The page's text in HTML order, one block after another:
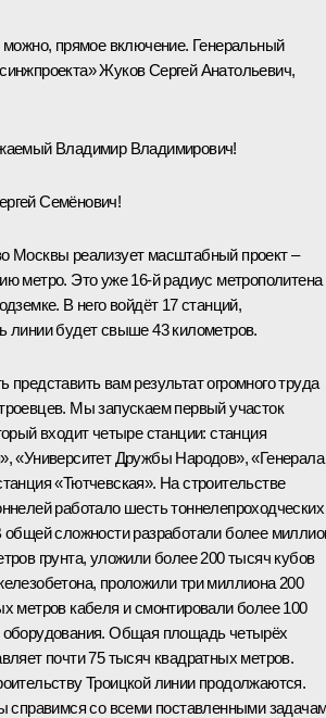
можно, прямое включение. Генеральный
Жуков Сергей Анатольевич,
Владимир Владимирович!
Семёнович!
Москвы реализует масштабный проект –
метро. Это уже 16-й радиус метрополитена
В него войдёт 17 станций,
линии будет свыше 43 километров.
представить вам результат огромного труда
Мы запускаем первый участок
входит четыре станции: станция
«Университет Дружбы Народов», «Генерала
«Тютчевская». На строительстве
работало шесть тоннелепроходческих
общей сложности разработали более
грунта, уложили более 200 тысяч кубов
проложили три миллиона 200
метров кабеля и смонтировали более 100
Общая площадь четырёх
почти 75 тысяч квадратных метров.
Троицкой линии продолжаются.
справимся со всеми поставленными